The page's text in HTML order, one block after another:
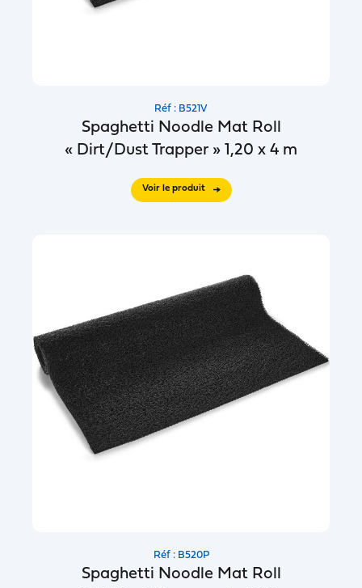
Réf : B521V
Spaghetti Noodle Mat Roll
« Dirt/Dust Trapper » 1,20 x 4 m
Voir le produit
Réf : B520P
Spaghetti Noodle Mat Roll